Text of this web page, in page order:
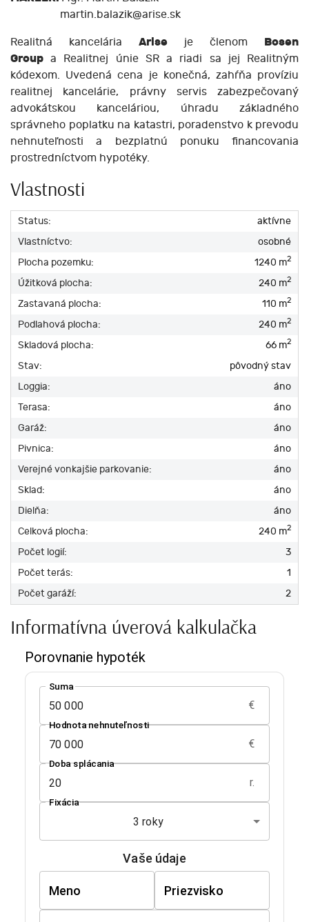
martin.balazik@arise.sk
Realitná kancelária Arise je členom Bosen
Group a Realitnej únie SR a riadi sa jej Realitným
kódexom. Uvedená cena je konečná, zahŕňa províziu
realitnej kancelárie, právny servis zabezpečovaný
advokátskou kanceláriou, úhradu základného
správneho poplatku na katastri, poradenstvo k prevodu
nehnuteľnosti a bezplatnú ponuku financovania
prostredníctvom hypotéky.
Vlastnosti
Status:
aktívne
Vlastníctvo:
osobné
Plocha pozemku:
1240 m2
Úžitková plocha: 240 m2
Zastavaná plocha: 110 m2
Podlahová plocha: 240 m2
Skladová plocha: 66 m2
Stav:
pôvodný stav
Loggia:
áno
Terasa:
áno
Garáž:
áno
Pivnica:
áno
Verejné vonkajšie parkovanie:
áno
Sklad:
áno
Dielňa:
áno
Celková plocha:
240 m2
Počet logií:
3
Počet terás:
1
Počet garáží:
2
Informatívna úverová kalkulačka